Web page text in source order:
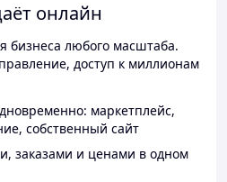
онлайн
бизнеса любого масштаба.
доступ к миллионам
маркетплейс,
собственный сайт
заказами и ценами в одном